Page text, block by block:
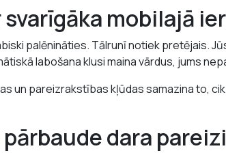
mobilajā
palēnināties. Tālrunī notiek pretējais.
labošana klusi maina vārdus, jums
un pareizrakstības kļūdas samazina to,
dara